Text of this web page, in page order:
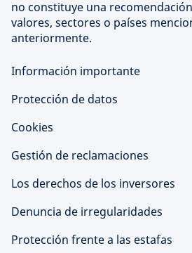
no constituye una
valores, sectores o países
anteriormente.
Información importante
Protección de datos
Cookies
Gestión de reclamaciones
Los derechos de los inversores
Denuncia de irregularidades
Protección frente a las estafas